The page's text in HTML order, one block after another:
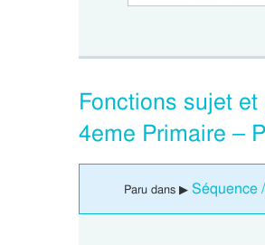
Fonctions sujet
4eme Primaire –
Paru dans ▶ Séquence